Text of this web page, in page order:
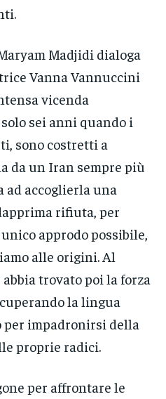
Madjidi dialoga
Vanna Vannuccini
vicenda
sei anni quando i
sono costretti a
da un Iran sempre più
ad accoglierla una
rifiuta, per
approdo possibile,
alle origini. Al
trovato poi la forza
la lingua
per impadronirsi della
proprie radici.
per affrontare le